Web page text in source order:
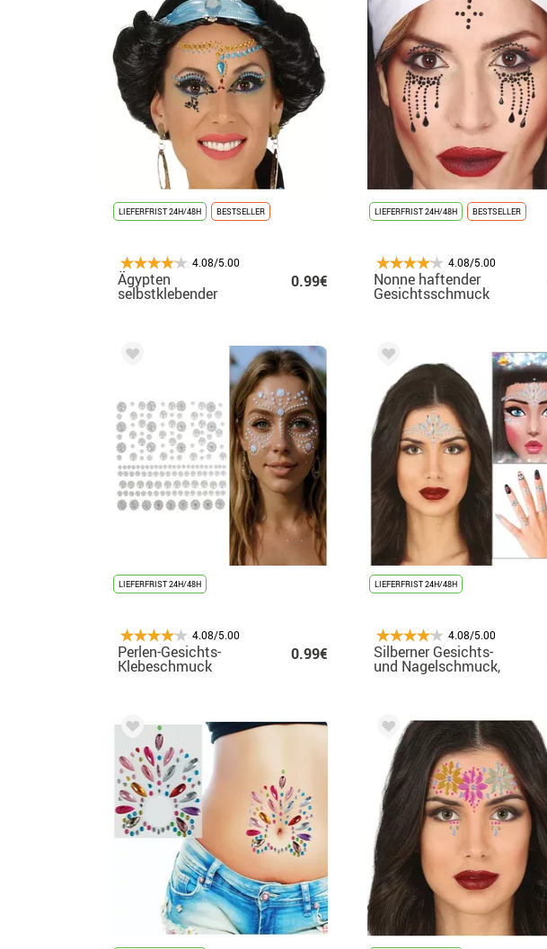
LIEFERFRIST 24H/48H BESTSELLER
4.08/5.00
Ägypten
selbstklebender
0.99€
LIEFERFRIST 24H/48H BESTSELLER
4.08/5.00
Nonne haftender
Gesichtsschmuck
LIEFERFRIST 24H/48H
4.08/5.00
Perlen-Gesichts-
Klebeschmuck
0.99€
LIEFERFRIST 24H/48H
4.08/5.00
Silberner Gesichts-
und Nagelschmuck,
elegante Diamanten